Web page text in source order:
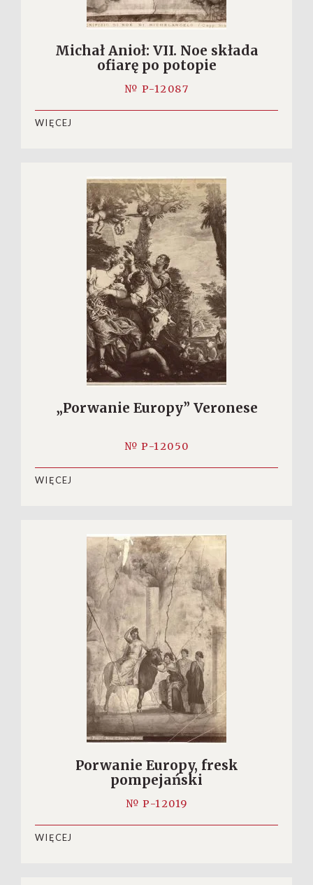
Michał Anioł: VII. Noe składa
ofiarę po potopie
№ P-12087
WIĘCEJ
„Porwanie Europy” Veronese
№ P-12050
WIĘCEJ
Porwanie Europy, fresk
pompejański
№ P-12019
WIĘCEJ